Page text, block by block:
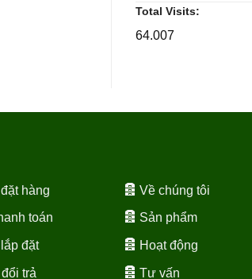
Total Visits:
64.007
hàng
toán
đặt
trả
Về chúng tôi
Sản phẩm
Hoạt động
Tư vấn